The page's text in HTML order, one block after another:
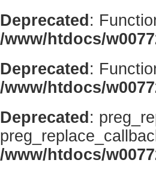
Deprecated :
/www/htdocs/
Deprecated :
/www/htdocs/
Deprecated :
/www/htdocs/